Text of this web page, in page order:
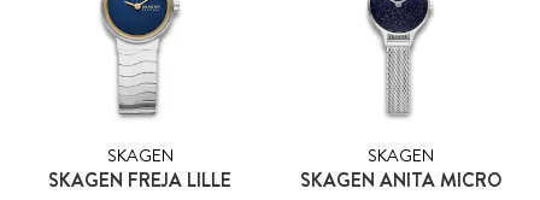
SKAGEN
SKAGEN FREJA LILLE
SKAGEN
SKAGEN ANITA MICRO